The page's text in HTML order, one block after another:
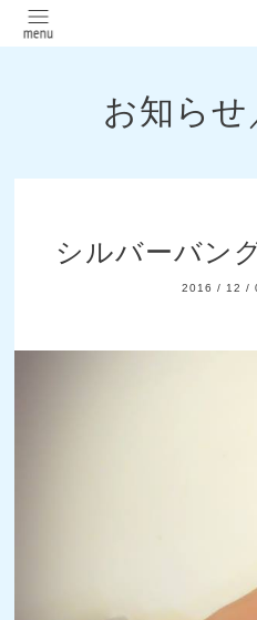
お知ら
シルバーバン
2016 / 12 /